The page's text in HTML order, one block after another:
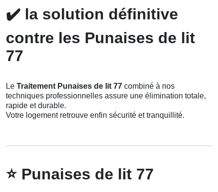
✔️ la solution définitive
contre les Punaises de lit
77
Le Traitement Punaises de lit 77 combiné à nos
techniques professionnelles assure une élimination totale,
rapide et durable.
Votre logement retrouve enfin sécurité et tranquillité.
⭐Punaises de lit 77